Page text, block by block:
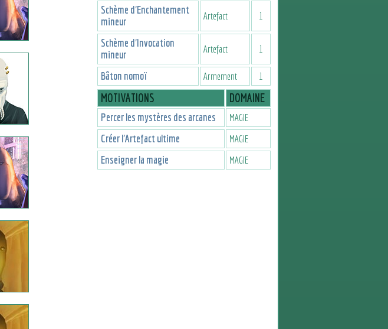
Schème d'Enchantement
mineur
Artefact 1
Schème d'Invocation
mineur
Artefact 1
Bâton nomoï Armement 1
MOTIVATIONS DOMAINE
Percer les mystères des arcanes MAGIE
Créer l'Artefact ultime MAGIE
Enseigner la magie MAGIE